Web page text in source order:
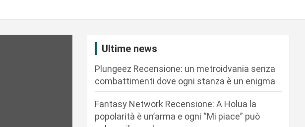
Ultime news
Plungeez Recensione: un metroidvania senza
combattimenti dove ogni stanza è un enigma
Fantasy Network Recensione: A Holua la
popolarità è un’arma e ogni “Mi piace” può